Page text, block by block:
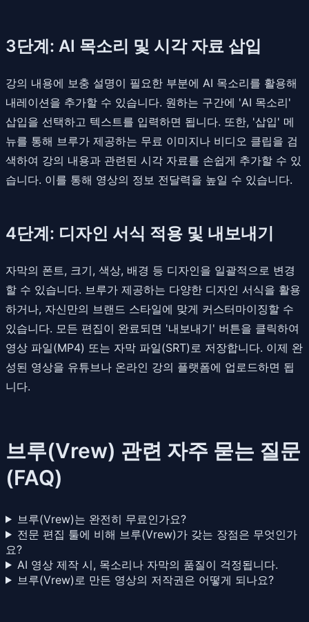
3단계: AI 목소리 및 시각 자료 삽입
강의 내용에 보충 설명이 필요한 부분에 AI 목소리를 활용해
내레이션을 추가할 수 있습니다. 원하는 구간에 'AI 목소리'
삽입을 선택하고 텍스트를 입력하면 됩니다. 또한, '삽입' 메
뉴를 통해 브루가 제공하는 무료 이미지나 비디오 클립을 검
색하여 강의 내용과 관련된 시각 자료를 손쉽게 추가할 수 있
습니다. 이를 통해 영상의 정보 전달력을 높일 수 있습니다.
4단계: 디자인 서식 적용 및 내보내기
자막의 폰트, 크기, 색상, 배경 등 디자인을 일괄적으로 변경
할 수 있습니다. 브루가 제공하는 다양한 디자인 서식을 활용
하거나, 자신만의 브랜드 스타일에 맞게 커스터마이징할 수
있습니다. 모든 편집이 완료되면 '내보내기' 버튼을 클릭하여
영상 파일(MP4) 또는 자막 파일(SRT)로 저장합니다. 이제 완
성된 영상을 유튜브나 온라인 강의 플랫폼에 업로드하면 됩
니다.
브루(Vrew) 관련 자주 묻는 질문
(FAQ)
브루(Vrew)는 완전히 무료인가요?
전문 편집 툴에 비해 브루(Vrew)가 갖는 장점은 무엇인가
요?
AI 영상 제작 시, 목소리나 자막의 품질이 걱정됩니다.
브루(Vrew)로 만든 영상의 저작권은 어떻게 되나요?